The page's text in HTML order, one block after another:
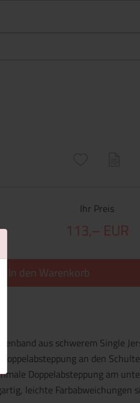
Ihr Preis
113,– EUR
In den Warenkorb
aus schwerem Single
an den
Doppelabsteppung am
leichte Farbabweichungen